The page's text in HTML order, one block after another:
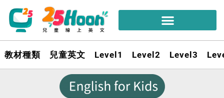
教材種類 兒童英文 Level1 Level2 Level3